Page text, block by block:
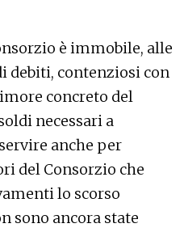
è immobile, alle
debiti, contenziosi con
concreto del
necessari a
anche per
del Consorzio che
lo scorso
sono ancora state